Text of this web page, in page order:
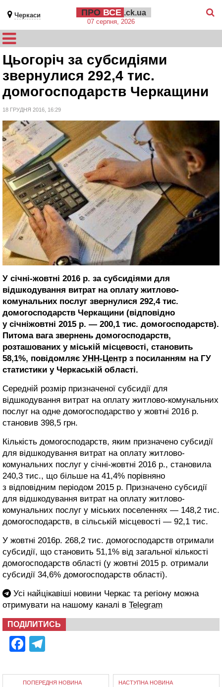
Черкаси ПРО ВСЕ .ck.ua
07 серпня, 2026
Цьогоріч за субсидіями
звернулися 292,4 тис.
домогосподарств Черкащини
18 ГРУДНЯ 2016, 16:29
У січні-жовтні 2016 р. за субсидіями для
відшкодування витрат на оплату житлово-
комунальних послуг звернулися 292,4 тис.
домогосподарств Черкащини (відповідно
у січніжовтні 2015 р. — 200,1 тис. домогосподарств).
Питома вага звернень домогосподарств,
розташованих у міській місцевості, становить
58,1%, повідомляє УНН-Центр з посиланням на ГУ
статистики у Черкаській області.
Середній розмір призначеної субсидії для
відшкодування витрат на оплату житлово-комунальних
послуг на одне домогосподарство у жовтні 2016 р.
становив 398,5 грн.
Кількість домогосподарств, яким призначено субсидії
для відшкодування витрат на оплату житлово-
комунальних послуг у січні-жовтні 2016 р., становила
240,3 тис., що більше на 41,4% порівняно
з відповідним періодом 2015 р. Призначено субсидії
для відшкодування витрат на оплату житлово-
комунальних послуг у міських поселеннях — 148,2 тис.
домогосподарств, в сільській місцевості — 92,1 тис.
У жовтні 2016р. 268,2 тис. домогосподарств отримали
субсидії, що становить 51,1% від загальної кількості
домогосподарств області (у жовтні 2015 р. отримали
субсидії 34,6% домогосподарств області).
Усі найцікавіші новини Черкас та регіону можна
отримувати на нашому каналі в Telegram
ПОДІЛИТИСЬ
Facebook
ПОПЕРЕДНЯ НОВИНА НАСТУПНА НОВИНА